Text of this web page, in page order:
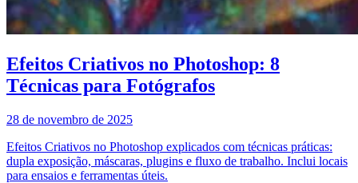
Efeitos Criativos no Photoshop: 8
Técnicas para Fotógrafos
28 de novembro de 2025
Efeitos Criativos no Photoshop explicados com técnicas práticas:
dupla exposição, máscaras, plugins e fluxo de trabalho. Inclui locais
para ensaios e ferramentas úteis.